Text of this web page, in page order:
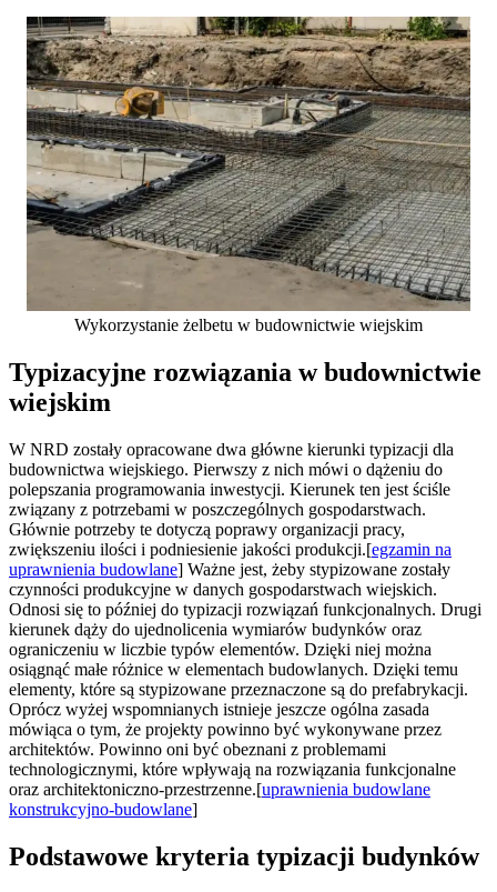
Wykorzystanie żelbetu w budownictwie wiejskim
Typizacyjne rozwiązania w budownictwie
wiejskim
W NRD zostały opracowane dwa główne kierunki typizacji dla
budownictwa wiejskiego. Pierwszy z nich mówi o dążeniu do
polepszania programowania inwestycji. Kierunek ten jest ściśle
związany z potrzebami w poszczególnych gospodarstwach.
Głównie potrzeby te dotyczą poprawy organizacji pracy,
zwiększeniu ilości i podniesienie jakości produkcji.[egzamin na
uprawnienia budowlane] Ważne jest, żeby stypizowane zostały
czynności produkcyjne w danych gospodarstwach wiejskich.
Odnosi się to później do typizacji rozwiązań funkcjonalnych. Drugi
kierunek dąży do ujednolicenia wymiarów budynków oraz
ograniczeniu w liczbie typów elementów. Dzięki niej można
osiągnąć małe różnice w elementach budowlanych. Dzięki temu
elementy, które są stypizowane przeznaczone są do prefabrykacji.
Oprócz wyżej wspomnianych istnieje jeszcze ogólna zasada
mówiąca o tym, że projekty powinno być wykonywane przez
architektów. Powinno oni być obeznani z problemami
technologicznymi, które wpływają na rozwiązania funkcjonalne
oraz architektoniczno-przestrzenne.[uprawnienia budowlane
konstrukcyjno-budowlane]
Podstawowe kryteria typizacji budynków